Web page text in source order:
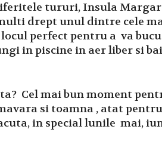
tururi, Insula
drept unul dintre cele
perfect pentru a va
in piscine in aer liber si
Cel mai bun moment
si toamna , atat
in special lunile mai,